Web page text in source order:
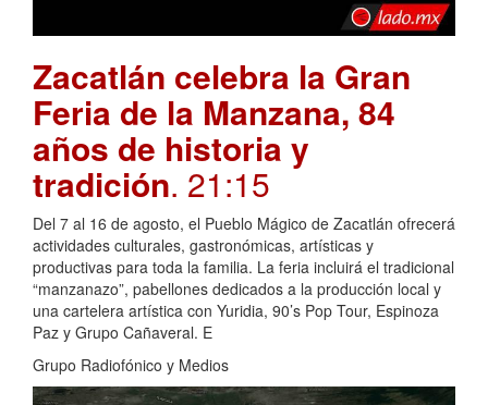
Zacatlán celebra la Gran
Feria de la Manzana, 84
años de historia y
tradición. 21:15
Del 7 al 16 de agosto, el Pueblo Mágico de Zacatlán ofrecerá
actividades culturales, gastronómicas, artísticas y
productivas para toda la familia. La feria incluirá el tradicional
“manzanazo”, pabellones dedicados a la producción local y
una cartelera artística con Yuridia, 90’s Pop Tour, Espinoza
Paz y Grupo Cañaveral. E
Grupo Radiofónico y Medios